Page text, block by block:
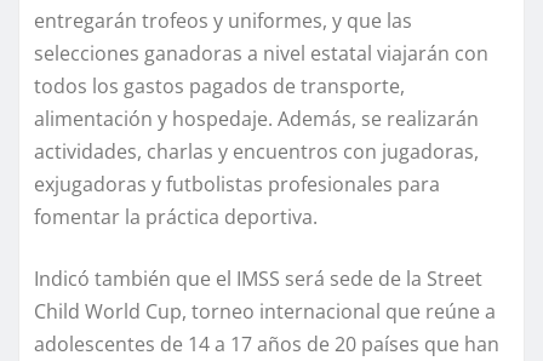
entregarán trofeos y uniformes, y que las
selecciones ganadoras a nivel estatal viajarán con
todos los gastos pagados de transporte,
alimentación y hospedaje. Además, se realizarán
actividades, charlas y encuentros con jugadoras,
exjugadoras y futbolistas profesionales para
fomentar la práctica deportiva.
Indicó también que el IMSS será sede de la Street
Child World Cup, torneo internacional que reúne a
adolescentes de 14 a 17 años de 20 países que han